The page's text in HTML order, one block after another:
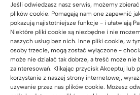
Jeśli odwiedzasz nasz serwis, możemy
plików cookie. Pomagają nam one zapewnić
pokazują najistotniejsze funkcje - i ułatwiają
Niektóre pliki cookie są niezbędne i nie
naszych usług bez nich. Inne pliki cookie, w
osoby trzecie, mogą zostać wyłączone -
może nie działać tak dobrze, a treść może nie
zainteresowań. Klikając przycisk Akceptuj lub
korzystanie z naszej strony internetowej,
używanie przez nas plików cookie. Możesz
Dąbto materiał o niezwykłej
Ponadto to wspaniały surowiec,
wnętrzu tworzy się ciepła i
panujący klimat wpływa na
podczas realizacji swoich zadań.
dębu będzie świetnie służyć
Połączenie drewna z metalem